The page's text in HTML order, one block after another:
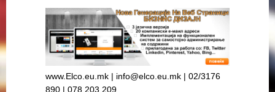
www.Elco.eu.mk | info@elco.eu.mk | 02/3176
890 | 078 203 209